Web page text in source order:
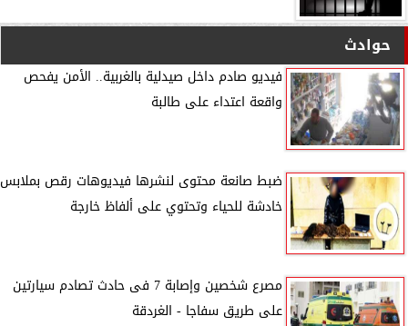
حوادث
فيديو صادم داخل صيدلية بالغربية.. الأمن يفحص
واقعة اعتداء على طالبة
ضبط صانعة محتوى لنشرها فيديوهات رقص بملابس
خادشة للحياء وتحتوي على ألفاظ خارجة
مصرع شخصين وإصابة 7 فى حادث تصادم سيارتين
على طريق سفاجا - الغردقة